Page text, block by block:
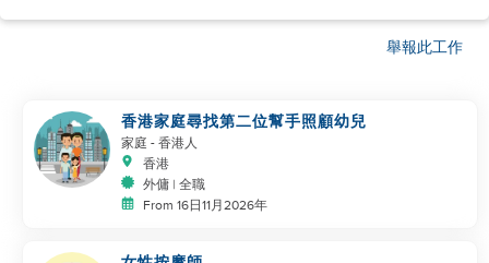
舉報此工作
香港家庭尋找第二位幫手照顧幼兒
家庭 - 香港人
香港
外傭 | 全職
From 16日11月2026年